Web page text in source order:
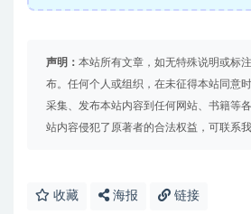
声明： 本站所有文章，如无特殊说明或标
布。任何个人或组织，在未征得本站同意
采集、发布本站内容到任何网站、书籍等
站内容侵犯了原著者的合法权益，可联系我
收藏 海报 链接